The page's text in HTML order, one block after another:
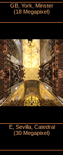
GB, York, Minster
(18 Megapixel)
E, Sevilla, Catedral
(30 Megapixel)